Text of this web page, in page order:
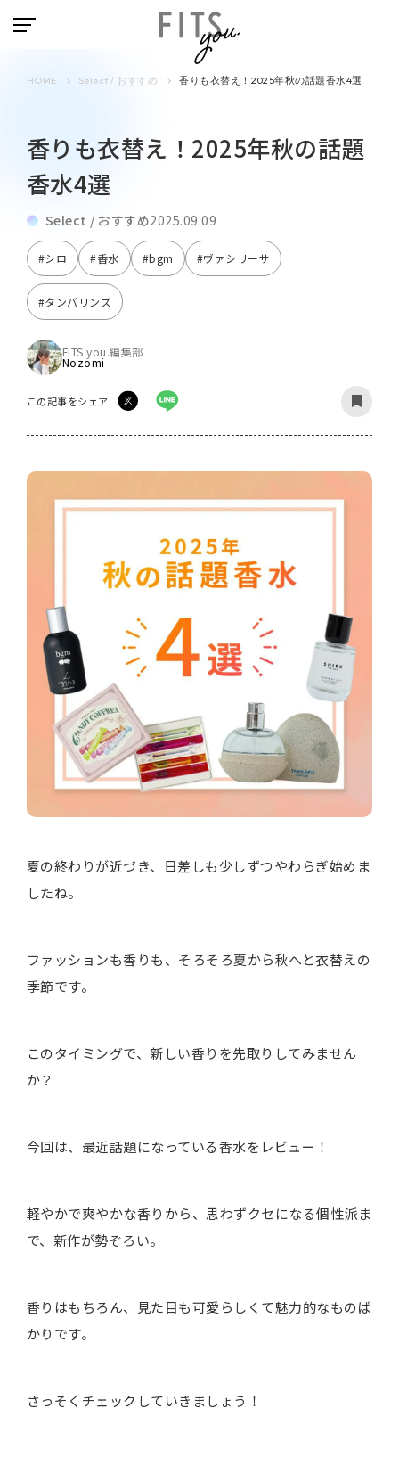
HOME Select / おすすめ 香りも衣替え！2025年秋の話題香水4選
香りも衣替え！2025年秋の話題
香水4選
Select / おすすめ2025.09.09
#シロ #香水 #bgm #ヴァシリーサ
#タンバリンズ
FITS you.編集部
Nozomi
この記事をシェア
夏の終わりが近づき、日差しも少しずつやわらぎ始めま
したね。
ファッションも香りも、そろそろ夏から秋へと衣替えの
季節です。
このタイミングで、新しい香りを先取りしてみません
か？
今回は、最近話題になっている香水をレビュー！
軽やかで爽やかな香りから、思わずクセになる個性派ま
で、新作が勢ぞろい。
香りはもちろん、見た目も可愛らしくて魅力的なものば
かりです。
さっそくチェックしていきましょう！